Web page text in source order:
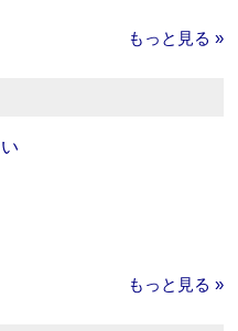
もっと見る »
もっと見る »